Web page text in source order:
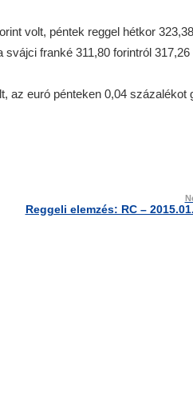
volt, péntek reggel hétkor
franké 311,80 forintról 317,26
az euró pénteken 0,04 százalékot
Reggeli elemzés: RC –